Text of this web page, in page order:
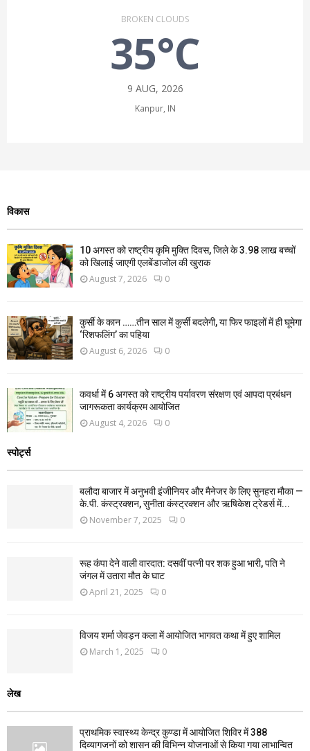
BROKEN CLOUDS
35°C
9 AUG, 2026
Kanpur, IN
विकास
10 अगस्त को राष्ट्रीय कृमि मुक्ति दिवस, जिले के 3.98 लाख बच्चों
को खिलाई जाएगी एलबेंडाजोल की खुराक
August 7, 2026 0
कुर्सी के कान ……तीन साल में कुर्सी बदलेगी, या फिर फाइलों में ही घूमेगा
‘रिशफलिंग’ का पहिया
August 6, 2026 0
कवर्धा में 6 अगस्त को राष्ट्रीय पर्यावरण संरक्षण एवं आपदा प्रबंधन
जागरूकता कार्यक्रम आयोजित
August 4, 2026 0
स्पोर्ट्स
बलौदा बाजार में अनुभवी इंजीनियर और मैनेजर के लिए सुनहरा मौका —
के.पी. कंस्ट्रक्शन, सुनीता कंस्ट्रक्शन और ऋषिकेश ट्रेडर्स में...
November 7, 2025 0
रूह कंपा देने वाली वारदात: दसवीं पत्नी पर शक हुआ भारी, पति ने
जंगल में उतारा मौत के घाट
April 21, 2025 0
विजय शर्मा जेवड़न कला में आयोजित भागवत कथा में हुए शामिल
March 1, 2025 0
लेख
प्राथमिक स्वास्थ्य केन्द्र कुण्डा में आयोजित शिविर में 388
दिव्यागजनों को शासन की विभिन्न योजनाओं से किया गया लाभान्वित